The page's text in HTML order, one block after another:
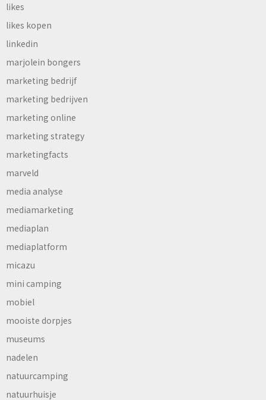
likes
likes kopen
linkedin
marjolein bongers
marketing bedrijf
marketing bedrijven
marketing online
marketing strategy
marketingfacts
marveld
media analyse
mediamarketing
mediaplan
mediaplatform
micazu
mini camping
mobiel
mooiste dorpjes
museums
nadelen
natuurcamping
natuurhuisje